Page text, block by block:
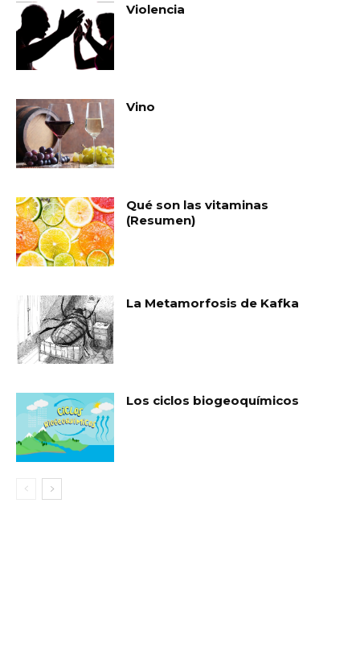
Violencia
Vino
Qué son las vitaminas
(Resumen)
La Metamorfosis de Kafka
Los ciclos biogeoquímicos